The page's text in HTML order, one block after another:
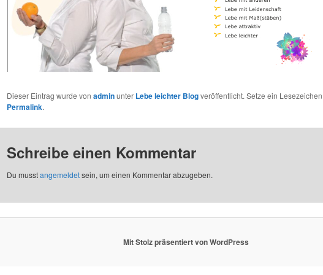
Dieser Eintrag wurde von adminunter Lebe leichter Blogveröffentlicht. Setze ein
Permalink.
Schreibe einen Kommentar
Du musstangemeldetsein, um einen Kommentar abzugeben.
Mit Stolz präsentiert von WordPress